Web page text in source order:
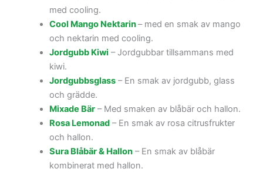
med cooling.
Cool Mango Nektarin– med en smak av mango
och nektarin med cooling.
Jordgubb Kiwi – Jordgubbar tillsammans med
kiwi.
Jordgubbsglass – En smak av jordgubb, glass
och grädde.
Mixade Bär– Med smaken av blåbär och hallon.
Rosa Lemonad– En smak av rosa citrusfrukter
och hallon.
Sura Blåbär & Hallon– En smak av blåbär
kombinerat med hallon.